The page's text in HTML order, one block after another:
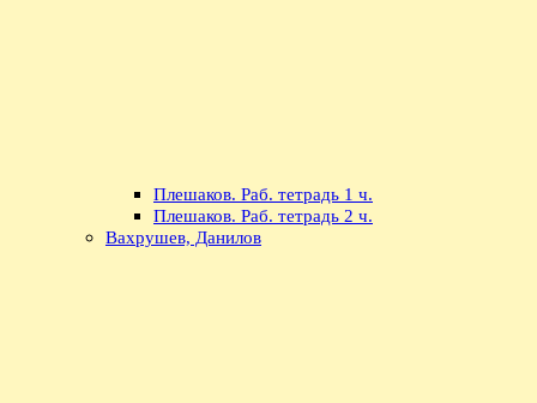
Плешаков. Раб. тетрадь 1 ч.
Плешаков. Раб. тетрадь 2 ч.
Вахрушев, Данилов